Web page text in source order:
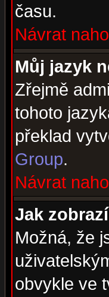
času.
Návrat
Můj jazyk
Zřejmě
tohoto
překlad
Group.
Návrat
Jak
Možná, že
obvykle ve